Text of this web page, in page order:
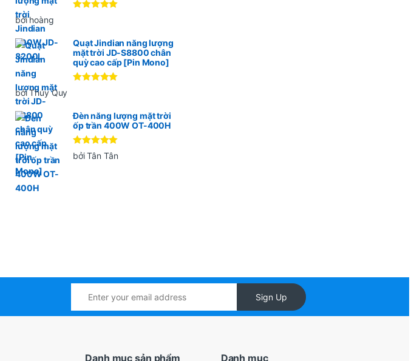
bởi hoàng
Quạt Jindian năng lượng
mặt trời JD-S8800 chân
quỳ cao cấp [Pin Mono]
bởi Thúy Quy
Đèn năng lượng mặt trời
ốp trần 400W OT-400H
Được xếp
hạng 55
bởi Tân Tân
Sign Up
Danh mục sản phẩm Danh mục